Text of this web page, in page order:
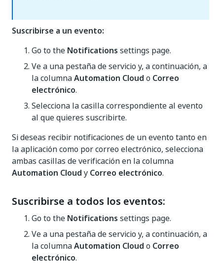
Suscribirse a un evento:
Go to the Notifications settings page.
Ve a una pestaña de servicio y, a continuación, a
la columnaAutomation Cloud o Correo
electrónico.
Selecciona la casilla correspondiente al evento
al que quieres suscribirte.
Si deseas recibir notificaciones de un evento tanto en
la aplicación como por correo electrónico, selecciona
ambas casillas de verificación en la columna
Automation Cloud y Correo electrónico.
Suscribirse a todos los eventos:
Go to the Notifications settings page.
Ve a una pestaña de servicio y, a continuación, a
la columnaAutomation Cloud o Correo
electrónico.